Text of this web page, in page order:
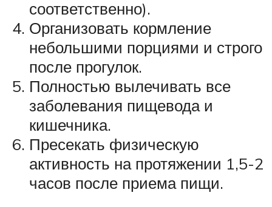
соответственно).
Организовать кормление
небольшими порциями и строго
после прогулок.
Полностью вылечивать все
заболевания пищевода и
кишечника.
Пресекать физическую
активность на протяжении 1,5-2
часов после приема пищи.